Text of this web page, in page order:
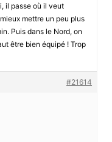
il passe où il veut
mettre un peu plus
Puis dans le Nord, on
être bien équipé ! Trop
#21614